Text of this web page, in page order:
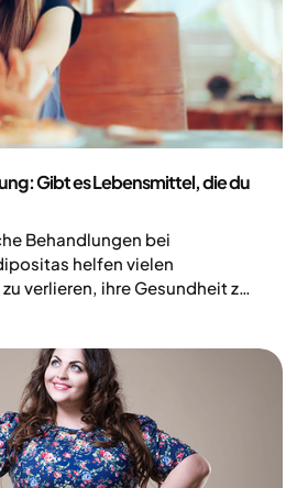
Gibt es Lebensmittel, die du
Behandlungen bei
helfen vielen
verlieren, ihre Gesundheit zu
oder Verstopfung. Bei den
Beschwerden vor allem zu
und bei Dosiserhöhungen
sind in der Regel mild und